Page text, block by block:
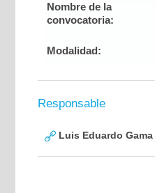
Nombre de la
convocatoria:
Modalidad:
Responsable
Luis Eduardo